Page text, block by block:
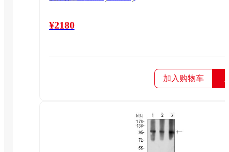
¥2180
加入购物车